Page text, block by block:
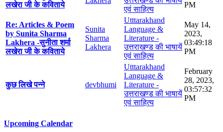
लखेरा जी के कविताये
एवं साहित्य
PM
Re: Articles & Poem
by Sunita Sharma
Lakhera -सुनीता शर्मा
लखेरा जी के कविताये
Sunita
Sharma
Lakhera
Utttarakhand
Language &
Literature -
उत्तराखण्ड की भाषायें
एवं साहित्य
May 14,
2023,
03:49:18
PM
कुछ लिखे पन्ने devbhumi
Utttarakhand
Language &
Literature -
उत्तराखण्ड की भाषायें
एवं साहित्य
February
28, 2023,
03:57:32
PM
Upcoming Calendar